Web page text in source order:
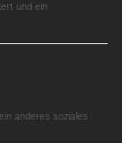
und ein
anderes soziales